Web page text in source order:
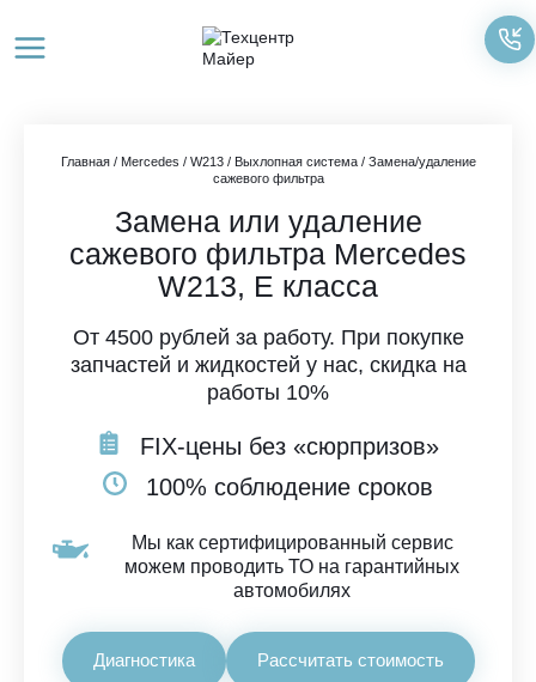
содержимому
Главная/ Mercedes / W213/ Выхлопная система/ Замена/удаление
сажевого фильтра
Замена или удаление
сажевого фильтра Mercedes
W213, E класса
От 4500 рублей за работу. При покупке
запчастей и жидкостей у нас, скидка на
работы 10%
FIX-цены без «сюрпризов»
100% соблюдение сроков
Мы как сертифицированный сервис
можем проводить ТО на гарантийных
автомобилях
Диагностика Рассчитать стоимость